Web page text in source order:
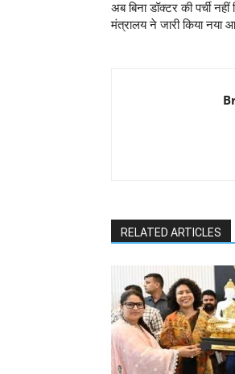
अब बिना डॉक्टर की पर्ची
मंत्रालय ने जारी किया नया
RELATED ARTICLES